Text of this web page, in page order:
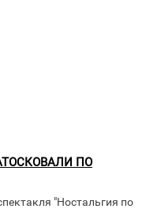
ПО
"Ностальгия по